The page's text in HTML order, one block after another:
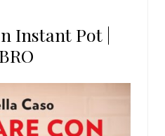
Instant Pot |